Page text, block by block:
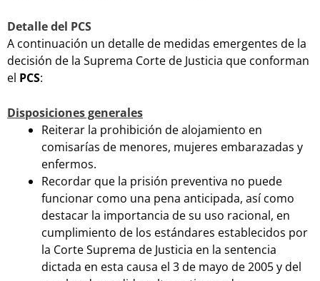
Detalle del PCS
A continuación un detalle de medidas emergentes de la
decisión de la Suprema Corte de Justicia que conforman
el PCS:
Disposiciones generales
Reiterar la prohibición de alojamiento en
comisarías de menores, mujeres embarazadas y
enfermos.
Recordar que la prisión preventiva no puede
funcionar como una pena anticipada, así como
destacar la importancia de su uso racional, en
cumplimiento de los estándares establecidos por
la Corte Suprema de Justicia en la sentencia
dictada en esta causa el 3 de mayo de 2005 y del